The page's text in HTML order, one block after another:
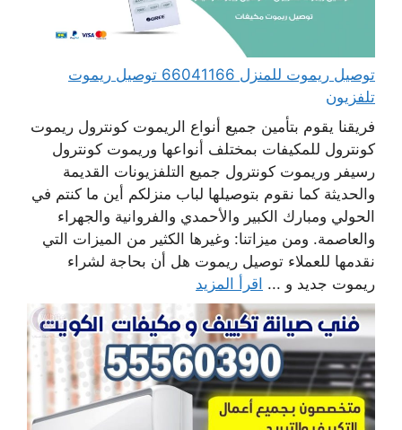
توصيل ريموت للمنزل 66041166 توصيل ريموت
تلفزيون
فريقنا يقوم بتأمين جميع أنواع الريموت كونترول ريموت
كونترول للمكيفات بمختلف أنواعها وريموت كونترول
رسيفر وريموت كونترول جميع التلفزيونات القديمة
والحديثة كما نقوم بتوصيلها لباب منزلكم أين ما كنتم في
الحولي ومبارك الكبير والأحمدي والفروانية والجهراء
والعاصمة. ومن ميزاتنا: وغيرها الكثير من الميزات التي
نقدمها للعملاء توصيل ريموت هل أن بحاجة لشراء
ريموت جديد و ... اقرأ المزيد